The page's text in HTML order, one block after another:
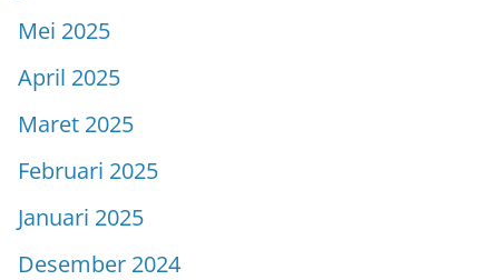
Mei 2025
April 2025
Maret 2025
Februari 2025
Januari 2025
Desember 2024